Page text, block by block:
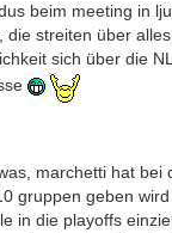
beim meeting in
die streiten über
sich über die
marchetti hat bei
gruppen geben
in die playoffs